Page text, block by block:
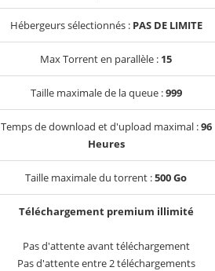
Hébergeurs sélectionnés : PAS DE LIMITE
Max Torrent en parallèle : 15
Taille maximale de la queue :999
Temps de download et d'upload maximal :96
Heures
Taille maximale du torrent :500 Go
Téléchargement premium illimité
Pas d'attente avant téléchargement
Pas d'attente entre 2 téléchargements